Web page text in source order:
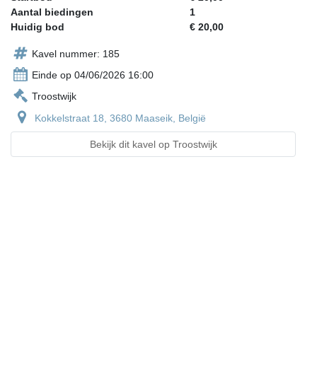
Aantal biedingen
1
Huidig bod
€ 20,00
Kavel nummer: 185
Einde op 04/06/2026 16:00
Troostwijk
Kokkelstraat 18, 3680 Maaseik, België
Bekijk dit kavel op Troostwijk